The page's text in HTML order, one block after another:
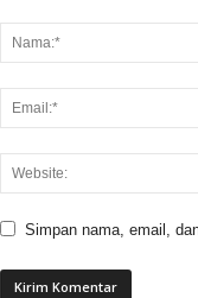
Simpan nama, email,